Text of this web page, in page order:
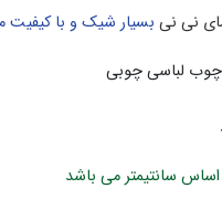
نی نی بسیار شیک و با کیفیت
چوب لباسی چوبی
اساس سانتیمتر می باشد